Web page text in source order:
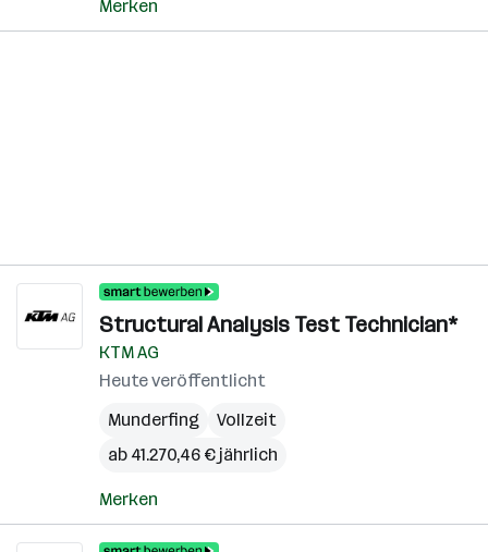
Merken
Structural Analysis Test Technician*
KTM AG
Heute veröffentlicht
Munderfing
Vollzeit
ab 41.270,46 € jährlich
Merken